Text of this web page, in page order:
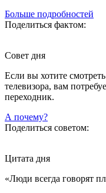
Больше подробностей
Поделиться фактом:
Совет дня
Если вы хотите
телевизора, вам
переходник.
А почему?
Поделиться советом:
Цитата дня
«Люди всегда говорят